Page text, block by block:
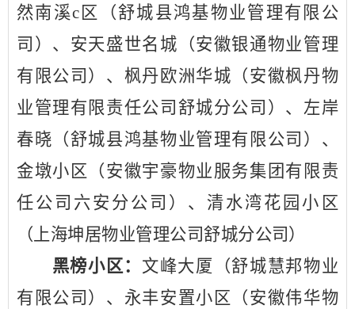
然南溪c区（舒城县鸿基物业管理有限公
司）、安天盛世名城（安徽银通物业管理
有限公司）、枫丹欧洲华城（安徽枫丹物
业管理有限责任公司舒城分公司）、左岸
春晓（舒城县鸿基物业管理有限公司）、
金墩小区（安徽宇豪物业服务集团有限责
任公司六安分公司）、清水湾花园小区
（上海坤居物业管理公司舒城分公司）
黑榜小区： 文峰大厦（舒城慧邦物业
有限公司）、永丰安置小区（ 安徽伟华物